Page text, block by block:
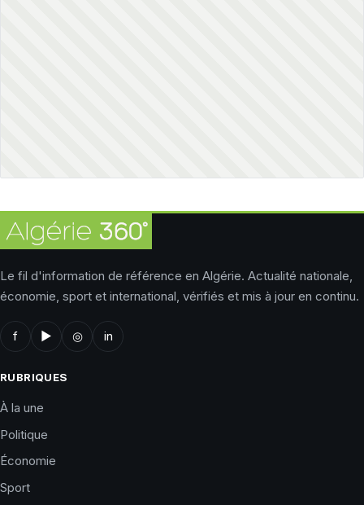
Le fil d'information de référence en Algérie. Actualité nationale,
économie, sport et international, vérifiés et mis à jour en continu.
f ▶ ◎ in
RUBRIQUES
À la une
Politique
Économie
Sport